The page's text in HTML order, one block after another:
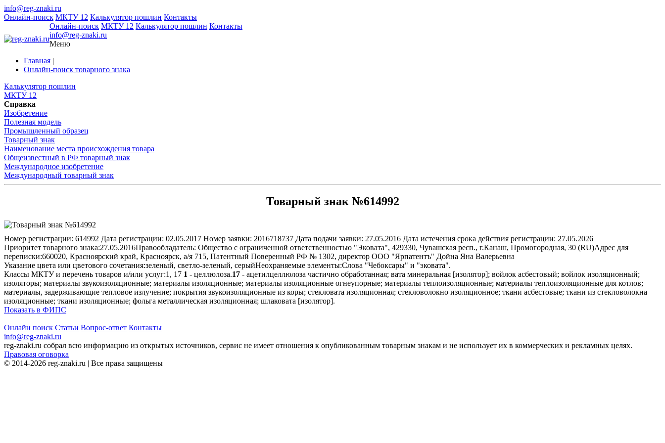
info@reg-znaki.ru
Онлайн-поиск МКТУ 12 Калькулятор пошлин Контакты
Онлайн-поиск МКТУ 12 Калькулятор пошлин Контакты
info@reg-znaki.ru
Меню
Главная |
Онлайн-поиск товарного знака
Калькулятор пошлин
МКТУ 12
Справка
Изобретение
Полезная модель
Промышленный образец
Товарный знак
Наименование места происхождения товара
Общеизвестный в РФ товарный знак
Международное изобретение
Международный товарный знак
Товарный знак №614992
Номер регистрации: 614992 Дата регистрации: 02.05.2017 Номер заявки: 2016718737 Дата подачи заявки: 27.05.2016 Дата истечения срока действия регистрации: 27.05.2026
Приоритет товарного знака:27.05.2016Правообладатель: Общество с ограниченной ответственностью "Эковата", 429330, Чувашская респ., г.Канаш, Промогородная, 30 (RU)Адрес для
переписки:660020, Красноярский край, Красноярск, а/я 715, Патентный Поверенный РФ № 1302, директор ООО "Ярпатентъ" Дойна Яна Валерьевна
Указание цвета или цветового сочетания:зеленый, светло-зеленый, серыйНеохраняемые элементы:Слова "Чебоксары" и "эковата".
Классы МКТУ и перечень товаров и/или услуг:1, 17 1 - целлюлоза.17 - ацетилцеллюлоза частично обработанная; вата минеральная [изолятор]; войлок асбестовый; войлок изоляционный;
изоляторы; материалы звукоизоляционные; материалы изоляционные; материалы изоляционные огнеупорные; материалы теплоизоляционные; материалы теплоизоляционные для котлов;
материалы, задерживающие тепловое излучение; покрытия звукоизоляционные из коры; стекловата изоляционная; стекловолокно изоляционное; ткани асбестовые; ткани из стекловолокна
изоляционные; ткани изоляционные; фольга металлическая изоляционная; шлаковата [изолятор].
Показать в ФИПС
Онлайн поиск Статьи Вопрос-ответ Контакты
info@reg-znaki.ru
reg-znaki.ru собрал всю информацию из открытых источников, сервис не имеет отношения к опубликованным товарным знакам и не использует их в коммерческих и рекламных целях.
Правовая оговорка
© 2014-2026 reg-znaki.ru | Все права защищены